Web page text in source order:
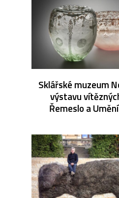
Sklářské muzeum
výstavu
Řemeslo a